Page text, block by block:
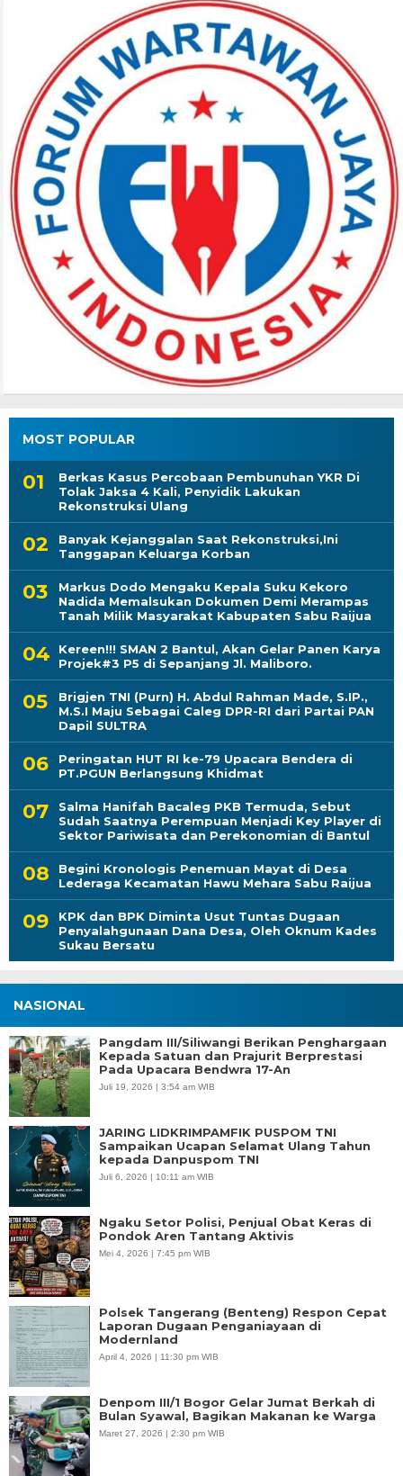
MOST POPULAR
Berkas Kasus Percobaan Pembunuhan YKR Di
Tolak Jaksa 4 Kali, Penyidik Lakukan
Rekonstruksi Ulang
Banyak Kejanggalan Saat Rekonstruksi,Ini
Tanggapan Keluarga Korban
Markus Dodo Mengaku Kepala Suku Kekoro
Nadida Memalsukan Dokumen Demi Merampas
Tanah Milik Masyarakat Kabupaten Sabu Raijua
Kereen!!! SMAN 2 Bantul, Akan Gelar Panen Karya
Projek#3 P5 di Sepanjang Jl. Maliboro.
Brigjen TNI (Purn) H. Abdul Rahman Made, S.IP.,
M.S.I Maju Sebagai Caleg DPR-RI dari Partai PAN
Dapil SULTRA
Peringatan HUT RI ke-79 Upacara Bendera di
PT.PGUN Berlangsung Khidmat
Salma Hanifah Bacaleg PKB Termuda, Sebut
Sudah Saatnya Perempuan Menjadi Key Player di
Sektor Pariwisata dan Perekonomian di Bantul
Begini Kronologis Penemuan Mayat di Desa
Lederaga Kecamatan Hawu Mehara Sabu Raijua
KPK dan BPK Diminta Usut Tuntas Dugaan
Penyalahgunaan Dana Desa, Oleh Oknum Kades
Sukau Bersatu
NASIONAL
Pangdam III/Siliwangi Berikan Penghargaan
Kepada Satuan dan Prajurit Berprestasi
Pada Upacara Bendwra 17-An
Juli 19, 2026 | 3:54 am WIB
JARING LIDKRIMPAMFIK PUSPOM TNI
Sampaikan Ucapan Selamat Ulang Tahun
kepada Danpuspom TNI
Juli 6, 2026 | 10:11 am WIB
Ngaku Setor Polisi, Penjual Obat Keras di
Pondok Aren Tantang Aktivis
Mei 4, 2026 | 7:45 pm WIB
Polsek Tangerang (Benteng) Respon Cepat
Laporan Dugaan Penganiayaan di
Modernland
April 4, 2026 | 11:30 pm WIB
Denpom III/1 Bogor Gelar Jumat Berkah di
Bulan Syawal, Bagikan Makanan ke Warga
Maret 27, 2026 | 2:30 pm WIB